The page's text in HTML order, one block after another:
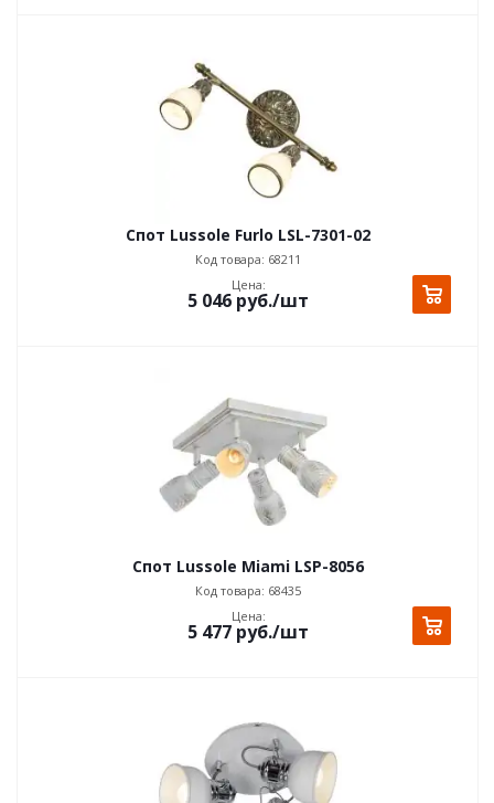
Спот Lussole Furlo LSL-7301-02
Код товара: 68211
Цена:
5 046 руб./шт
Спот Lussole Miami LSP-8056
Код товара: 68435
Цена:
5 477 руб./шт